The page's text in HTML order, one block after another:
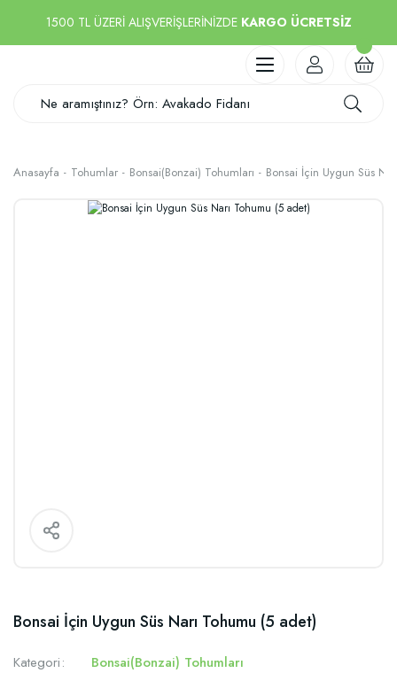
1500 TL ÜZERİ ALIŞVERİŞLERİNİZDE KARGO ÜCRETSİZ
Anasayfa Tohumlar Bonsai(Bonzai) Tohumları Bonsai İçin Uygun Süs
Bonsai İçin Uygun Süs Narı Tohumu (5 adet)
Kategori
Bonsai(Bonzai) Tohumları